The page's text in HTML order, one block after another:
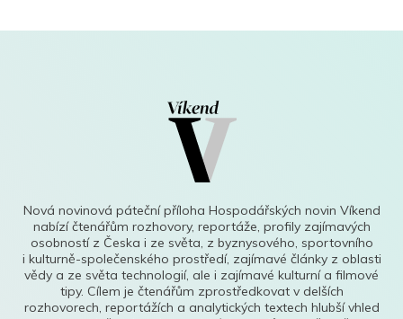
Nová novinová páteční příloha Hospodářských novin Víkend
nabízí čtenářům rozhovory, reportáže, profily zajímavých
osobností z Česka i ze světa, z byznysového, sportovního
i kulturně-společenského prostředí, zajímavé články z oblasti
vědy a ze světa technologií, ale i zajímavé kulturní a filmové
tipy. Cílem je čtenářům zprostředkovat v delších
rozhovorech, reportážích a analytických textech hlubší vhled